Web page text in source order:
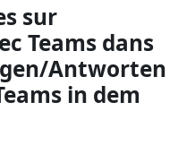
sur
Teams dans
Antworten
in dem